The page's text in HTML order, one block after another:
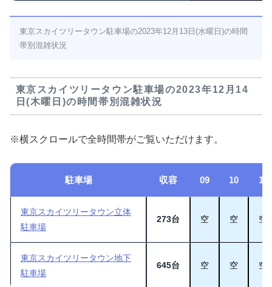
東京スカイツリータウン駐車場の2023年12月13日(水曜日)の時間
帯別混雑状況
東京スカイツリータウン駐車場の2023年12月14
日(木曜日)の時間帯別混雑状況
※横スクロールで全時間帯がご覧いただけます。
駐車場 収容 09 10 11
東京スカイツリータウン立体
駐車場
273台 空 空 空
東京スカイツリータウン地下
駐車場
645台 空 空 空